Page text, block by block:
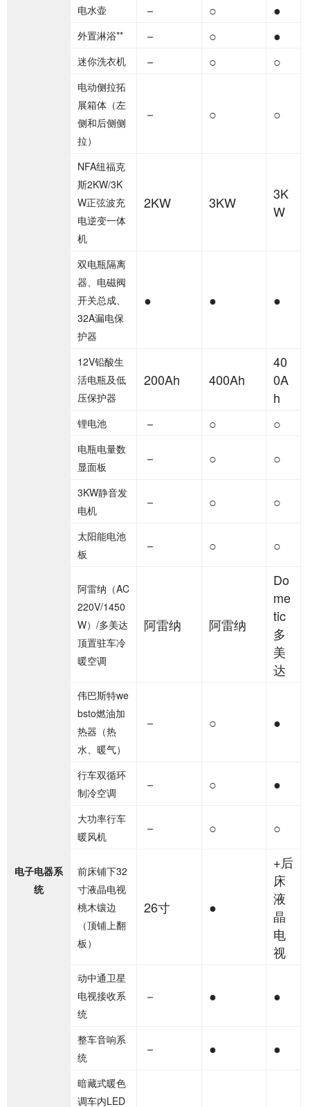
电水壶 － ○ ●
外置淋浴** － ○ ●
迷你洗衣机 － ○ ○
电动侧拉拓
展箱体（左
侧和后侧侧
拉）
－ ○ ○
电子电器系
统
NFA纽福克
斯2KW/3K
W正弦波充
电逆变一体
机
2KW 3KW
3K
W
双电瓶隔离
器、电磁阀
开关总成、
32A漏电保
护器
● ● ●
12V铅酸生
活电瓶及低
压保护器
200Ah 400Ah
40
0A
h
锂电池 － ○ ○
电瓶电量数
显面板
－ ○ ○
3KW静音发
电机
－ ○ ○
太阳能电池
板
－ ○ ○
阿雷纳（AC
220V/1450
W）/多美达
顶置驻车冷
暖空调
阿雷纳 阿雷纳
Do
me
tic
多
美
达
伟巴斯特we
bsto燃油加
热器（热
水、暖气）
－ ○ ●
行车双循环
制冷空调
－ ○ ●
大功率行车
暖风机
－ ○ ○
前床铺下32
寸液晶电视
桃木镶边
（顶铺上翻
板）
26寸 ●
+后
床
液
晶
电
视
动中通卫星
电视接收系
统
－ ● ●
整车音响系
统
－ ● ●
暗藏式暖色
调车内LED